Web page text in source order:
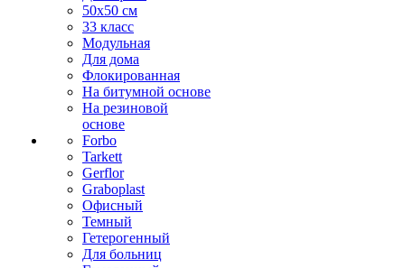
50х50 см
33 класс
Модульная
Для дома
Флокированная
На битумной основе
На резиновой
основе
Forbo
Tarkett
Gerflor
Graboplast
Офисный
Темный
Гетерогенный
Для больниц